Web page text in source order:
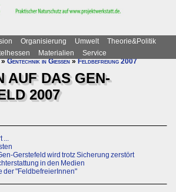
Organisierung Umwelt
Theorie&Politik
Materialien
Service
»Gentechnik in Gießen»Feldbefreiung 2007
AUF DAS GEN-
2007
...
Gerstefeld wird trotz Sicherung zerstört
in den Medien
der "FeldbefreierInnen"